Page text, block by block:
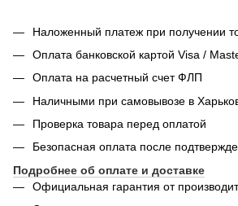
Наложенный платеж при получении
Оплата банковской картой Visa /
Оплата на расчетный счет ФЛП
Наличными при самовывозе в
Проверка товара перед оплатой
Безопасная оплата после
Подробнее об оплате и доставке
Официальная гарантия от